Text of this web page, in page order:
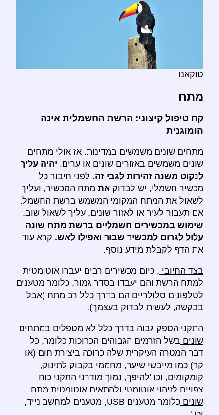
טוקאנו
מתח
קח טיפול קיצוני: הרשת החשמלית אינה
הומוגנית
מתחים שונים משמשים במדינות. אז אולי מתחים
שונים משמשים באזורים שונים או ערים. יהיה עליך
לנקוט משנה זהירות לגבי זה. לפני חיבור כל
מכשיר חשמלי, יש לבדוק את מתח המכשיר, ועליך
לשאול את המתח המקומי המשמש ברשת החשמל.
אם תעבור לעיר או לאזור שונים, עליך לשאול שוב.
שימוש במכשירים חשמליים ברשת מתח שונה
עלול לגרום למכשיר שבור ואפילו לאש. קרא עוד
את הדף לקבלת מידע נוסף.
בצד החיובי , כיום מכשירים רבים יעברו אוטומטית
למתח הרשת והם יעבדו בסדר גמור, כלומר מטענים
לטלפונים סלולריים הם בדרך כלל רב מתח (אבל
בבקשה, לעשות לבדוק בעצמך).
התקני הספק גבוה בדרך כלל לא מטפלים במתחים
שונים בשל הזרמים הגבוהים הכרוכות כלומר, כל
דבר המטרה העיקרית שלה כרוכה ביצירת חום (או
קר) כמו מייבשי שיער, מחממי בקבוק לתינוק,
קומקומים, וכו 'להיפך, נמוך מודרני התקני כוח
צפויים לזיהוי אוטומטי ולהתאים אוטומטית מתח
שונים
כלומר מטענים USB, מטענים למחשב נייד,